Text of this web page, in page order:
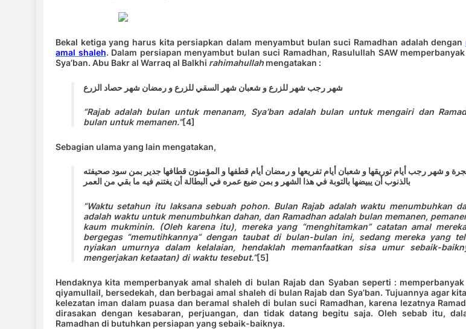
Bekal ketiga yang harus kita persiapkan dalam menyambut bulan suci Ramadhan adalah dengan
amal shaleh. Dalam persiapan menyambut bulan suci Ramadhan, Rasulullah SAW
Sya’ban. Abu Bakr al Warraq al Balkhi rahimahullah mengatakan :
شهر رجب شهر للزرع و شعبان شهر السقي للزرع و رمضان شهر حصاد الزرع
“Rajab adalah bulan untuk menanam, Sya’ban adalah bulan untuk mengairi dan
bulan untuk memanen.”[4]
Sebagian ulama yang lain mengatakan,
و شهر رجب أيام توريقها و شعبان أيام تفريعها و رمضان أيام قطفها و المؤمنون قطافها جدير بمن سود صحيفته
بالذنوب أن يبيضها بالتوبة في هذا الشهر و بمن ضيع عمره في البطالة أن يغتنم فيه ما بقي من العمر
“Waktu setahun itu laksana sebuah pohon. Bulan Rajab adalah waktu menumbuhkan
adalah waktu untuk menumbuhkan dahan, dan Ramadhan adalah bulan memanen,
kaum mukminin. (Oleh karena itu), mereka yang “menghitamkan” catatan amal
bergegas “memutihkannya” dengan taubat di bulan-bulan ini, sedang mereka yang
nyiakan umurnya dalam kelalaian, hendaklah memanfaatkan sisa umur sebaik-
mengerjakan ketaatan) di waktu tesebut.”[5]
Hendaknya kita memperbanyak amal shaleh di bulan Rajab dan Syaban seperti :
qiyamullail, bersedekah, dan berbagai amal shaleh di bulan Rajab dan Sya’ban. Tujuannya agar
kelezatan iman dalam puasa dan beramal shaleh di bulan suci Ramadhan, karena lezatnya
dirasakan dengan kesabaran, perjuangan, dan tidak datang begitu saja. Oleh sebab itu,
Ramadhan di butuhkan persiapan yang sebaik-baiknya.